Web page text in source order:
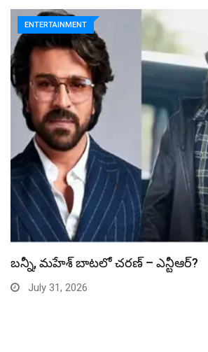
ENTERTAINMENT
స్పైడర్ మ్యాన్ బాక్సాఫీస్ రికార్డు బద్దలు
July 31, 2026